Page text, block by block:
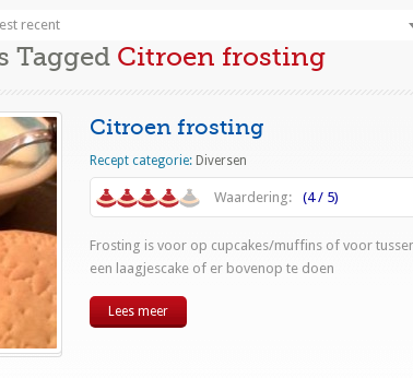
recent
Tagged Citroen frosting
Citroen frosting
Recept categorie: Diversen
Waardering: (4 / 5)
Frosting is voor op cupcakes/muffins of voor
een laagjescake of er bovenop te doen
Lees meer